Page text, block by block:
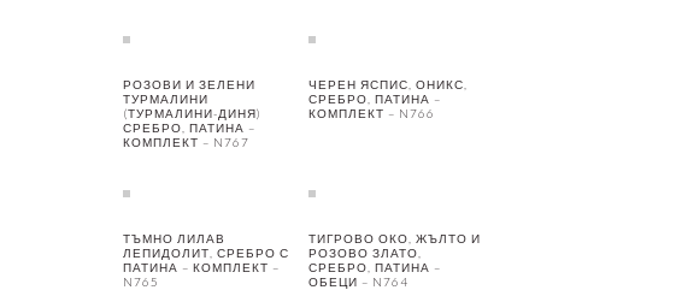
РОЗОВИ И ЗЕЛЕНИ
ТУРМАЛИНИ
(ТУРМАЛИНИ-ДИНЯ)
СРЕБРО, ПАТИНА –
КОМПЛЕКТ – N767
ЧЕРЕН ЯСПИС, ОНИКС,
СРЕБРО, ПАТИНА –
КОМПЛЕКТ – N766
ТЪМНО ЛИЛАВ
ЛЕПИДОЛИТ, СРЕБРО С
ПАТИНА – КОМПЛЕКТ –
N765
ТИГРОВО ОКО, ЖЪЛТО И
РОЗОВО ЗЛАТО,
СРЕБРО, ПАТИНА –
ОБЕЦИ – N764